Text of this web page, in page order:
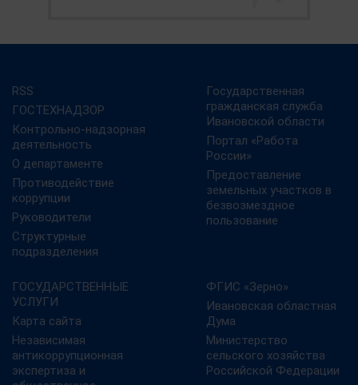
RSS
ГОСТЕХНАДЗОР
Контрольно-надзорная
деятельность
О департаменте
Противодействие
коррупции
Руководители
Структурные
подразделения
Государственная
гражданская служба
Ивановской области
Портал «Работа
России»
Предоставление
земельных участков в
безвозмездное
пользование
ГОСУДАРСТВЕННЫЕ
УСЛУГИ
Карта сайта
Независимая
антикоррупционная
экспертиза и
ФГИС «Зерно»
Ивановская областная
Дума
Министерство
сельского хозяйства
Российской Федерации